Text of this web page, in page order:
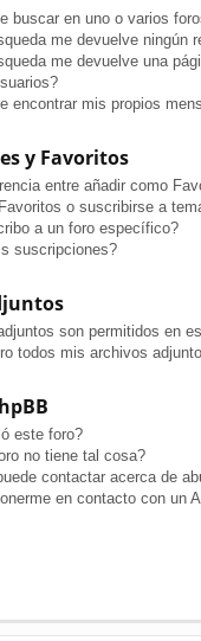
buscar en uno o varios
me devuelve ningún
me devuelve una
encontrar mis propios
y Favoritos
entre añadir como
o suscribirse a
a un foro específico?
suscripciones?
son permitidos en
todos mis archivos
este foro?
no tiene tal cosa?
contactar acerca de
en contacto con un